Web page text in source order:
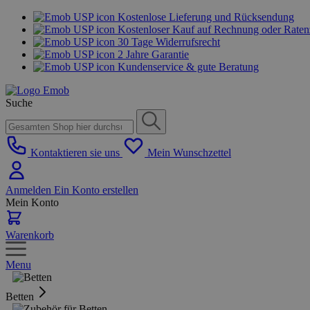
Kostenlose Lieferung und Rücksendung
Kostenloser Kauf auf Rechnung oder
30 Tage Widerrufsrecht
2 Jahre Garantie
Kundenservice & gute Beratung
Suche
Kontaktieren sie uns Mein Wunschzettel
Anmelden Ein Konto erstellen
Mein Konto
Warenkorb
Menu
Betten